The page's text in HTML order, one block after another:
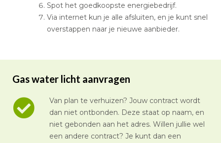
Spot het goedkoopste energiebedrijf.
Via internet kun je alle afsluiten, en je kunt snel
overstappen naar je nieuwe aanbieder.
Gas water licht aanvragen
Van plan te verhuizen? Jouw contract wordt
dan niet ontbonden. Deze staat op naam, en
niet gebonden aan het adres. Willen jullie wel
een andere contract? Je kunt dan een